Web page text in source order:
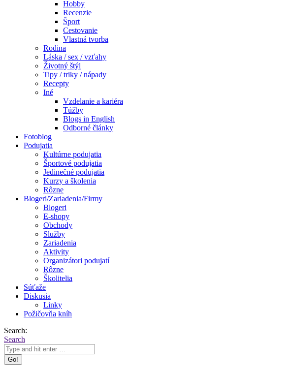
Hobby
Recenzie
Šport
Cestovanie
Vlastná tvorba
Rodina
Láska / sex / vzťahy
Životný štýl
Tipy / triky / nápady
Recepty
Iné
Vzdelanie a kariéra
Túžby
Blogs in English
Odborné články
Fotoblog
Podujatia
Kultúrne podujatia
Športové podujatia
Jedinečné podujatia
Kurzy a školenia
Rôzne
Blogeri/Zariadenia/Firmy
Blogeri
E-shopy
Obchody
Služby
Zariadenia
Aktivity
Organizátori podujatí
Rôzne
Školitelia
Súťaže
Diskusia
Linky
Požičovňa kníh
Search:
Search